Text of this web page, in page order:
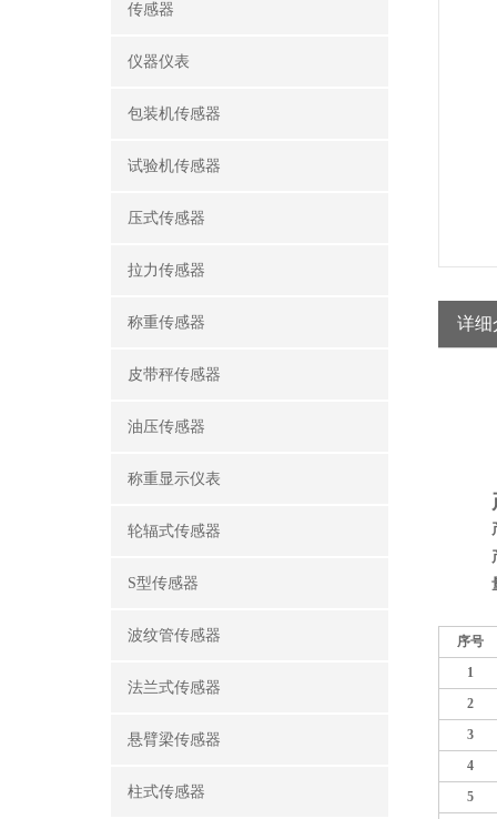
传感器
仪器仪表
包装机传感器
试验机传感器
压式传感器
拉力传感器
称重传感器
皮带秤传感器
油压传感器
称重显示仪表
轮辐式传感器
S型传感器
波纹管传感器
法兰式传感器
悬臂梁传感器
柱式传感器
详细
序号
1
2
3
4
5